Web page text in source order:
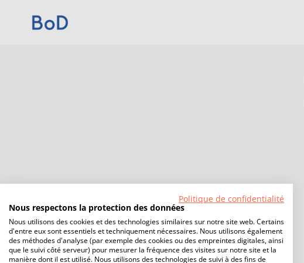
Politique de confidentialité
Nous respectons la protection des données
Nous utilisons des cookies et des technologies similaires sur notre site web. Certains
d'entre eux sont essentiels et techniquement nécessaires. Nous utilisons également
des méthodes d'analyse (par exemple des cookies ou des empreintes digitales, ainsi
que le suivi côté serveur) pour mesurer la fréquence des visites sur notre site et la
manière dont il est utilisé. Nous utilisons des technologies de suivi à des fins de